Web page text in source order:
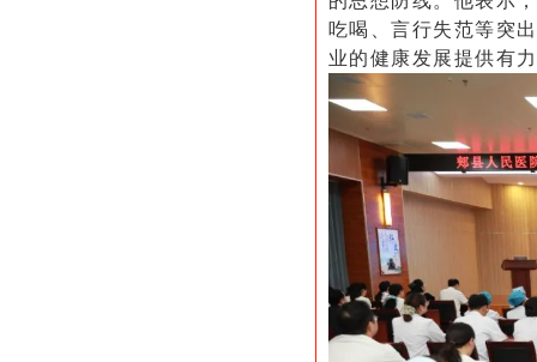
吃喝、言行失范等突
业的健康发展提供有